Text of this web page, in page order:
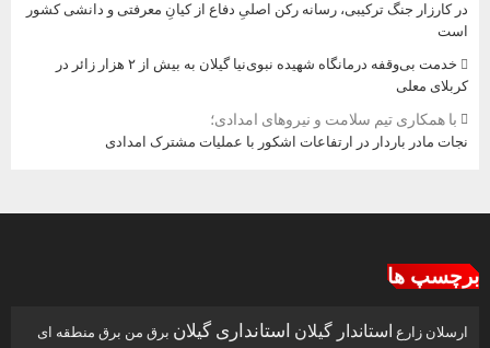
در کارزار جنگ ترکیبی، رسانه رکن اصلیِ دفاع از کیانِ معرفتی و دانشی کشور
است
خدمت بی‌وقفه درمانگاه شهیده نبوی‌نیا گیلان به بیش از ۲ هزار زائر در
کربلای معلی
با همکاری تیم سلامت و نیروهای امدادی؛
نجات مادر باردار در ارتفاعات اشکور با عملیات مشترک امدادی
برچسپ ها
ارسلان زارع استاندار گیلان استانداری گیلان برق من برق منطقه ای